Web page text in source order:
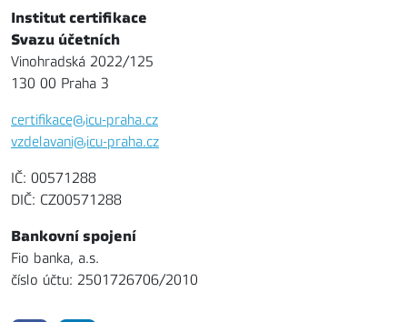
Institut certifikace
Svazu účetních
Vinohradská 2022/125
130 00 Praha 3
certifikace@icu-praha.cz
vzdelavani@icu-praha.cz
IČ: 00571288
DIČ: CZ00571288
Bankovní spojení
Fio banka, a.s.
číslo účtu: 2501726706/2010